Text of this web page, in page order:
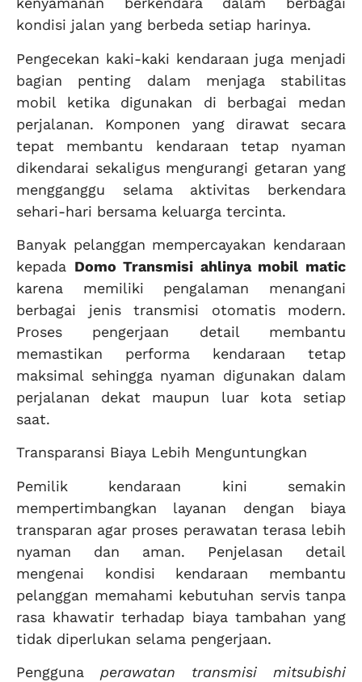
kondisi jalan yang berbeda setiap harinya.
Pengecekan kaki-kaki kendaraan juga menjadi
bagian penting dalam menjaga stabilitas
mobil ketika digunakan di berbagai medan
perjalanan. Komponen yang dirawat secara
tepat membantu kendaraan tetap nyaman
dikendarai sekaligus mengurangi getaran yang
mengganggu selama aktivitas berkendara
sehari-hari bersama keluarga tercinta.
Banyak pelanggan mempercayakan kendaraan
kepada Domo Transmisi ahlinya mobil matic
karena memiliki pengalaman menangani
berbagai jenis transmisi otomatis modern.
Proses pengerjaan detail membantu
memastikan performa kendaraan tetap
maksimal sehingga nyaman digunakan dalam
perjalanan dekat maupun luar kota setiap
saat.
Transparansi Biaya Lebih Menguntungkan
Pemilik kendaraan kini semakin
mempertimbangkan layanan dengan biaya
transparan agar proses perawatan terasa lebih
nyaman dan aman. Penjelasan detail
mengenai kondisi kendaraan membantu
pelanggan memahami kebutuhan servis tanpa
rasa khawatir terhadap biaya tambahan yang
tidak diperlukan selama pengerjaan.
Pengguna perawatan transmisi mitsubishi